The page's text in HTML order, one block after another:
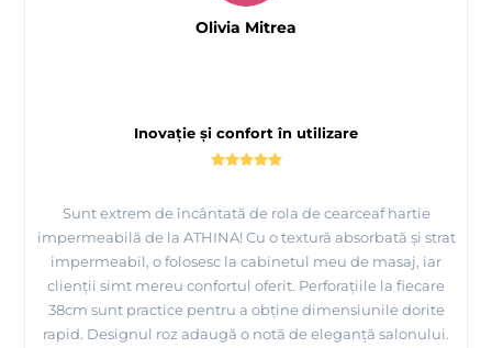
Inovație și confort în utilizare
Sunt extrem de încântată de rola de cearceaf hartie
impermeabilă de la ATHINA! Cu o textură absorbată și strat
impermeabil, o folosesc la cabinetul meu de masaj, iar
clienții simt mereu confortul oferit. Perforațiile la fiecare
38cm sunt practice pentru a obține dimensiunile dorite
rapid. Designul roz adaugă o notă de eleganță salonului.
Olivia Mitrea